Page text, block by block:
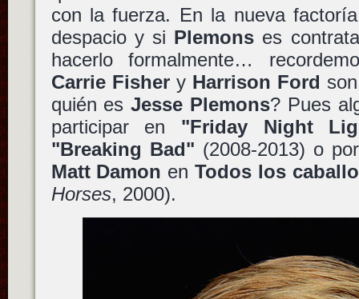
con la fuerza. En la nueva
despacio y si Plemons es
hacerlo formalmente…
Carrie Fishery Harrison Ford
quién esJesse Plemons? Pues
participar en "Friday Night
"Breaking Bad" (2008-2013) o
Matt Damon enTodos los
Horses, 2000).